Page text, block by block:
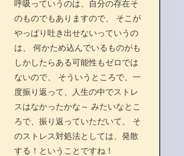
呼吸っていうのは、自分の存在そ
のものでもありますので、 そこが
やっぱり吐き出せないっていうの
は、 何かため込んでいるものがも
しかしたらある可能性もゼロでは
ないので、 そういうところで、一
度振り返って、人生の中でストレ
スはなかったかな～ みたいなとこ
ろで、振り返っていただいて、 そ
のストレス対処法としては、発散
する！ということですね！